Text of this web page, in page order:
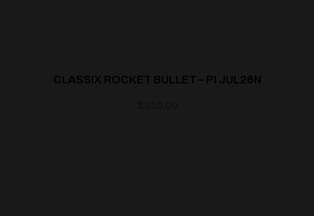
CLASSIX ROCKET BULLET – PI JUL26N